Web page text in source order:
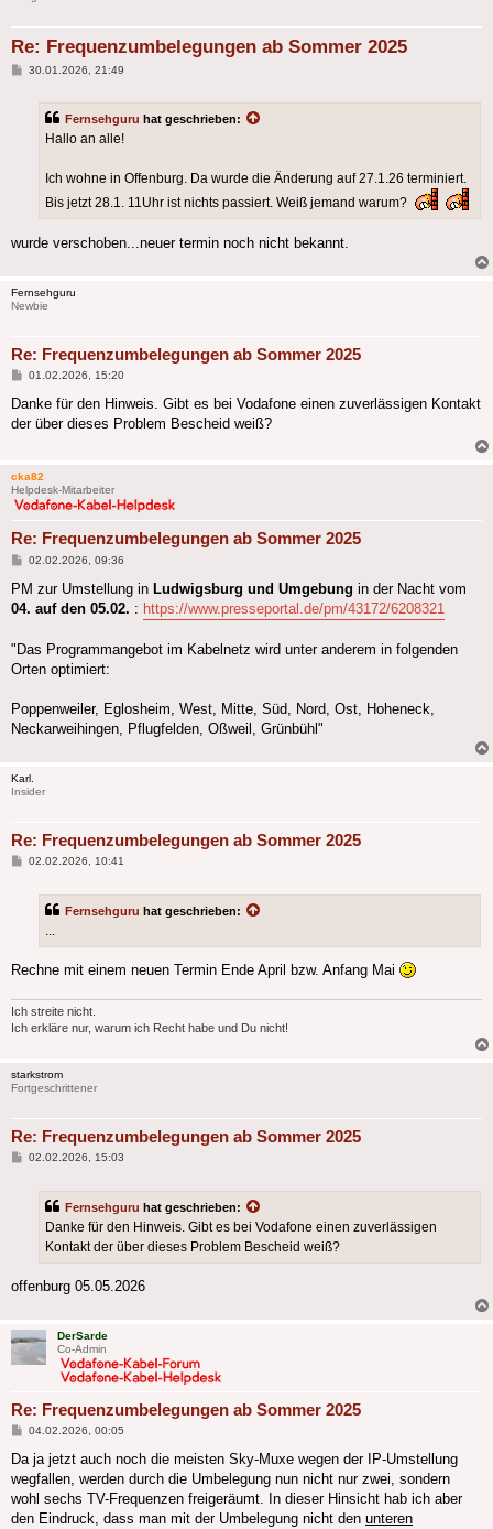
Re: Frequenzumbelegungen ab Sommer 2025
Beitrag
30.01.2026, 21:49
Fernsehguru hat geschrieben:
Hallo an alle!
Ich wohne in Offenburg. Da wurde die Änderung auf 27.1.26 terminiert.
Bis jetzt 28.1. 11Uhr ist nichts passiert. Weiß jemand warum?
wurde verschoben...neuer termin noch nicht bekannt.
Fernsehguru
Newbie
Re: Frequenzumbelegungen ab Sommer 2025
Beitrag
01.02.2026, 15:20
Danke für den Hinweis. Gibt es bei Vodafone einen zuverlässigen Kontakt
der über dieses Problem Bescheid weiß?
cka82
Helpdesk-Mitarbeiter
Re: Frequenzumbelegungen ab Sommer 2025
Beitrag
02.02.2026, 09:36
PM zur Umstellung in Ludwigsburg und Umgebung in der Nacht vom
04. auf den 05.02. : https://www.presseportal.de/pm/43172/6208321
"Das Programmangebot im Kabelnetz wird unter anderem in folgenden
Orten optimiert:
Poppenweiler, Eglosheim, West, Mitte, Süd, Nord, Ost, Hoheneck,
Neckarweihingen, Pflugfelden, Oßweil, Grünbühl"
Karl.
Insider
Re: Frequenzumbelegungen ab Sommer 2025
Beitrag
02.02.2026, 10:41
Fernsehguru hat geschrieben:
Rechne mit einem neuen Termin Ende April bzw. Anfang Mai
Ich streite nicht.
Ich erkläre nur, warum ich Recht habe und Du nicht!
starkstrom
Fortgeschrittener
Re: Frequenzumbelegungen ab Sommer 2025
Beitrag
02.02.2026, 15:03
Fernsehguru hat geschrieben:
Danke für den Hinweis. Gibt es bei Vodafone einen zuverlässigen
Kontakt der über dieses Problem Bescheid weiß?
offenburg 05.05.2026
DerSarde
Co-Admin
Re: Frequenzumbelegungen ab Sommer 2025
Beitrag
04.02.2026, 00:05
Da ja jetzt auch noch die meisten Sky-Muxe wegen der IP-Umstellung
wegfallen, werden durch die Umbelegung nun nicht nur zwei, sondern
wohl sechs TV-Frequenzen freigeräumt. In dieser Hinsicht hab ich aber
den Eindruck, dass man mit der Umbelegung nicht den unteren